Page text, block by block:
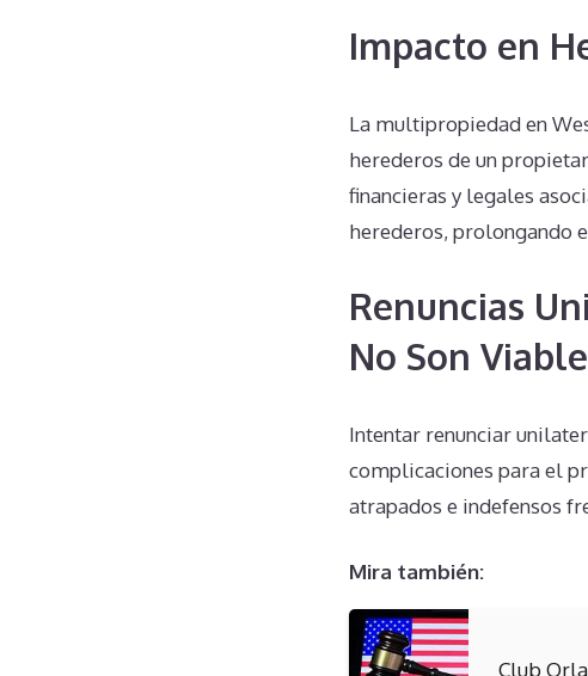
Impacto en
La multipropiedad en
herederos de un
financieras y legales
herederos, prolongando
Renuncias
No Son
Intentar renunciar
complicaciones para el
atrapados e indefensos
Mira también:
Club